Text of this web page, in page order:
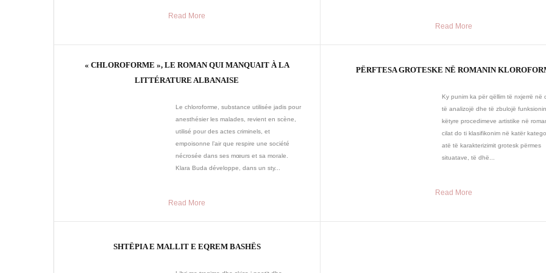
Read More
Read More
« CHLOROFORME », LE ROMAN QUI MANQUAIT À LA
LITTÉRATURE ALBANAISE
Le chloroforme, substance utilisée jadis pour
anesthésier les malades, revient en scène,
utilisé pour des actes criminels, et
empoisonne l’air que respire une société
nécrosée dans ses mœurs et sa morale.
Klara Buda développe, dans un sty...
Read More
PËRFTESA GROTESKE NË ROMANIN
Ky punim ka për qëllim të nxjerrë në
të analizojë dhe të zbulojë
këtyre procedimeve artistike në
cilat do ti klasifikonim në katër
atë të karakterizimit grotesk përmes
situatave, të dhë...
Read More
SHTËPIA E MALLIT E EQREM BASHËS